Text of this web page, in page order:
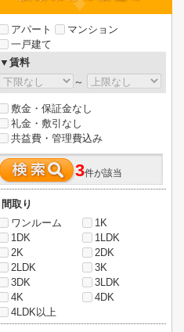
アパート
マンション
一戸建て
▼賃料
～
敷金・保証金なし
礼金・敷引なし
共益費・管理費込み
3件が該当
間取り
ワンルーム
1K
1DK
1LDK
2K
2DK
2LDK
3K
3DK
3LDK
4K
4DK
4LDK以上